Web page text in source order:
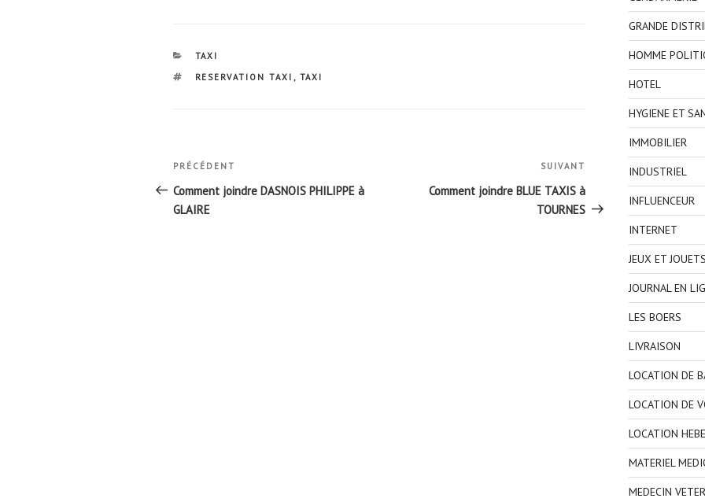
CATÉGORIES
TAXI
ÉTIQUETTES
RESERVATION TAXI , TAXI
Navigation
de
l’article
Article
précédent
PRÉCÉDENT
Comment joindre DASNOIS PHILIPPE à
GLAIRE
suivant
SUIVANT
Comment joindre BLUE TAXIS à
TOURNES
GRANDE
HOMME
HOTEL
HYGIENE ET
IMMOBILIER
INDUSTRIEL
INFLUENCEUR
INTERNET
JEUX ET JOUETS
JOURNAL EN
LES BOERS
LIVRAISON
LOCATION DE
LOCATION DE
LOCATION
MATERIEL
MEDECIN